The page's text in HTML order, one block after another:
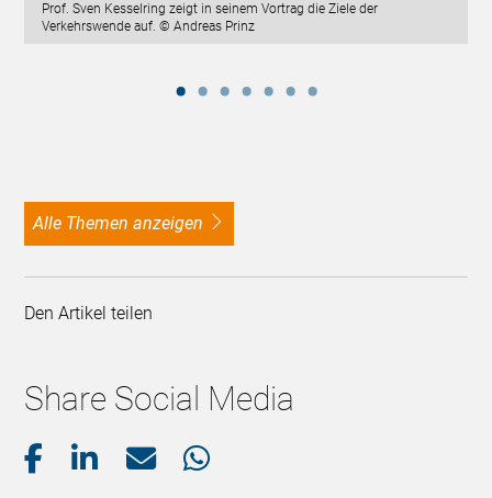
Prof. Sven Kesselring zeigt in seinem Vortrag die Ziele der
Verkehrswende auf. © Andreas Prinz
alle Themen anzeigen
Den Artikel teilen
Share Social Media